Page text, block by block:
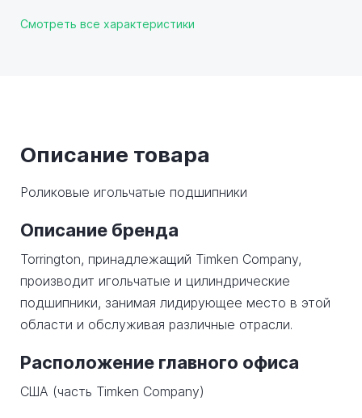
Смотреть все характеристики
Описание товара
Роликовые игольчатые подшипники
Описание бренда
Torrington, принадлежащий Timken Company,
производит игольчатые и цилиндрические
подшипники, занимая лидирующее место в этой
области и обслуживая различные отрасли.
Расположение главного офиса
США (часть Timken Company)